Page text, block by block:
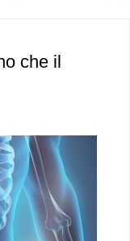
che il